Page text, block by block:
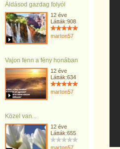
Áldásod gazdag folyói
12 éve
Látták:908
marton57
Vajon fenn a fény honában
12 éve
Látták:634
marton57
Közel van...
12 éve
Látták:655
marton57